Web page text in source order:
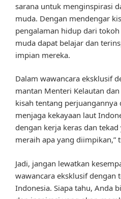
sarana untuk menginspirasi
muda. Dengan mendengar
pengalaman hidup dari
muda dapat belajar dan
impian mereka.
Dalam wawancara eksklusif
mantan Menteri Kelautan
kisah tentang
menjaga kekayaan laut
dengan kerja keras dan
meraih apa yang diimpikan,”
Jadi, jangan lewatkan
wawancara eksklusif dengan
Indonesia. Siapa tahu, Anda